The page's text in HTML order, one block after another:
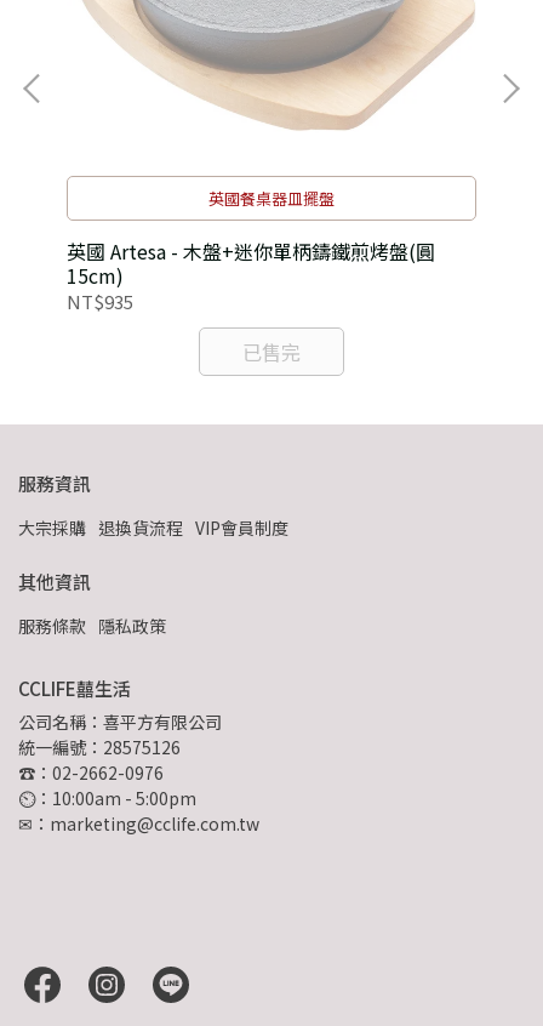
英國餐桌器皿擺盤
英國 Artesa - 木盤+迷你單柄鑄鐵煎烤盤(圓
15cm)
NT$935
已售完
服務資訊
大宗採購 退換貨流程 VIP會員制度
其他資訊
服務條款 隱私政策
CCLIFE囍生活
公司名稱：喜平方有限公司
統一編號：28575126
☎：02-2662-0976
⏲︎：10:00am - 5:00pm
✉：marketing@cclife.com.tw